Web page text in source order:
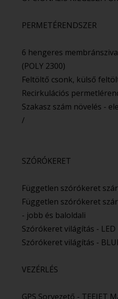
PERMETÉRENDSZER
6 hengeres
(POLY 2300)
Feltöltő csonk, külső
Recirkulációs
Szakasz szám növelés -
/
SZÓRÓKERET
Független szórókeret
Független szórókeret
- jobb és baloldali
Szórókeret világítás - LED
Szórókeret világítás -
VEZÉRLÉS
GPS Sorvezető - TEEJET